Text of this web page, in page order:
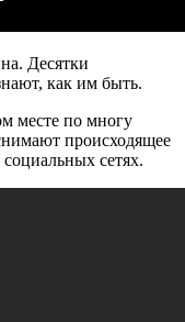
Десятки
как им быть.
месте по многу
происходящее
сетях.